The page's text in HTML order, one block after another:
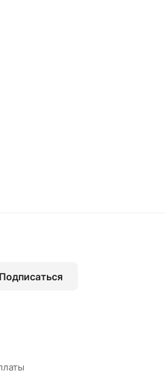
Подписаться